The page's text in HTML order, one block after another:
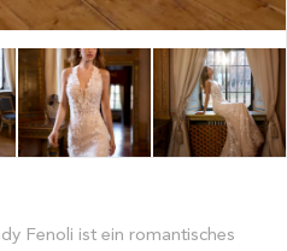
Fenoli ist ein romantisches